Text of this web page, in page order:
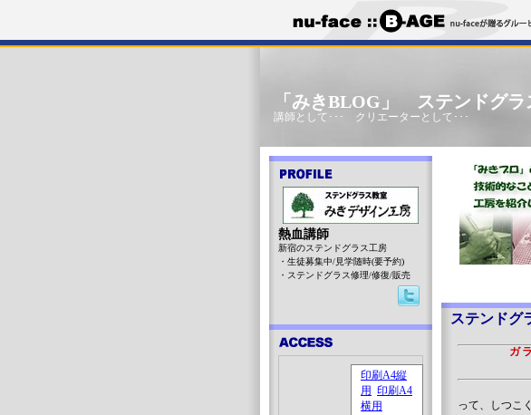
「みきBLOG」 ステンドグラ
講師として･･･ クリエーターとして･･･
ステンドグ
ガ
って、しつこ
熱血講師
新宿のステンドグラス工房
・生徒募集中/見学随時(要予約)
・ステンドグラス修理/修復/販売